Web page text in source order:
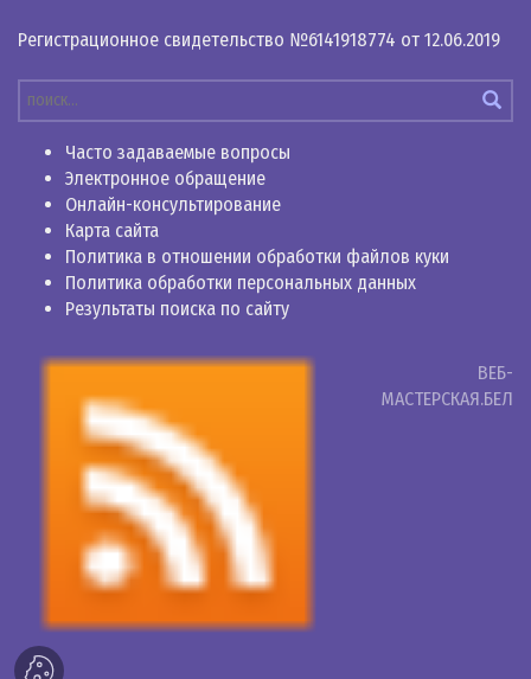
Регистрационное свидетельство №6141918774 от 12.06.2019
Часто задаваемые вопросы
Электронное обращение
Онлайн-консультирование
Карта сайта
Политика в отношении обработки файлов куки
Политика обработки персональных данных
Результаты поиска по сайту
ВЕБ-
МАСТЕРСКАЯ.БЕЛ